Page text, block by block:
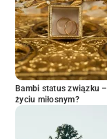
Bambi status związku
życiu miłosnym?